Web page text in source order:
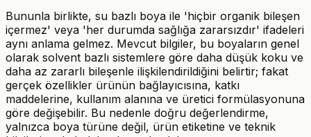
Bununla birlikte, su bazlı boya ile 'hiçbir organik bileşen
içermez' veya 'her durumda sağlığa zararsızdır' ifadeleri
aynı anlama gelmez. Mevcut bilgiler, bu boyaların genel
olarak solvent bazlı sistemlere göre daha düşük koku ve
daha az zararlı bileşenle ilişkilendirildiğini belirtir; fakat
gerçek özellikler ürünün bağlayıcısına, katkı
maddelerine, kullanım alanına ve üretici formülasyonuna
göre değişebilir. Bu nedenle doğru değerlendirme,
yalnızca boya türüne değil, ürün etiketine ve teknik